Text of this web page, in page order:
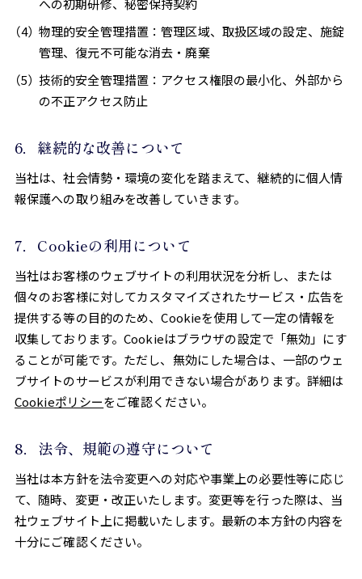
への初期研修、秘密保持契約
物理的安全管理措置：管理区域、取扱区域の設定、施錠
管理、復元不可能な消去・廃棄
技術的安全管理措置：アクセス権限の最小化、外部から
の不正アクセス防止
6．継続的な改善について
当社は、社会情勢・環境の変化を踏まえて、継続的に個人情
報保護への取り組みを改善していきます。
7．Cookieの利用について
当社はお客様のウェブサイトの利用状況を分析し、または
個々のお客様に対してカスタマイズされたサービス・広告を
提供する等の目的のため、Cookieを使用して一定の情報を
収集しております。Cookieはブラウザの設定で「無効」にす
ることが可能です。ただし、無効にした場合は、一部のウェ
ブサイトのサービスが利用できない場合があります。詳細は
Cookieポリシーをご確認ください。
8．法令、規範の遵守について
当社は本方針を法令変更への対応や事業上の必要性等に応じ
て、随時、変更・改正いたします。変更等を行った際は、当
社ウェブサイト上に掲載いたします。最新の本方針の内容を
十分にご確認ください。